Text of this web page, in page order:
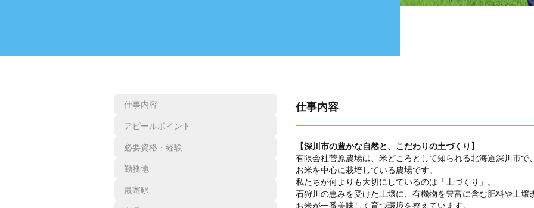
仕事内容
アピールポイント
必要資格・経験
勤務地
最寄駅
仕事内容
【深川市の豊かな自然と、こだわりの土づくり】
有限会社菅原農場は、米どころとして知られる北海道深川市で
お米を中心に栽培している農場です。
私たちが何よりも大切にしているのは「土づくり」。
石狩川の恵みを受けた土壌に、有機物を豊富に含む肥料や土壌
お米が一番美味しく育つ環境を整えています。